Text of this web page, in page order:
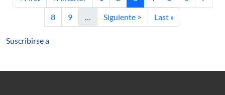
Página
8 Página
9 … Siguiente página
Siguiente > Última página
Last »
Suscribirse a